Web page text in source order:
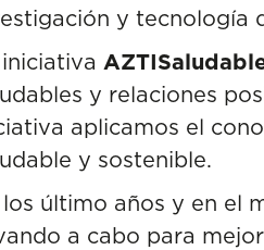
y tecnología
y relaciones
aplicamos el
y sostenible.
los último años y en el
a cabo para